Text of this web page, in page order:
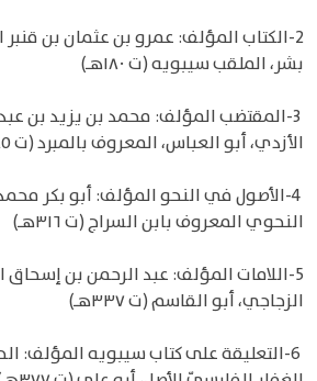
2-الكتاب المؤلف: عمرو بن عثمان بن قنبر
بشر، الملقب سيبويه (ت ١٨٠هـ)
3-المقتضب المؤلف: محمد بن يزيد بن عبد
الأزدي، أبو العباس، المعروف بالمبرد (ت ٢٨٥هـ)
4-الأصول في النحو المؤلف: أبو بكر
النحوي المعروف بابن السراج (ت ٣١٦هـ)
5-اللامات المؤلف: عبد الرحمن بن
الزجاجي، أبو القاسم (ت ٣٣٧هـ)
6-التعليقة على كتاب سيبويه المؤلف: